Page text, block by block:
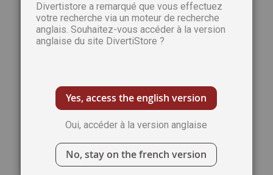
galerie
d’images
Divertistore a remarqué que vous effectuez
votre recherche via un moteur de recherche
anglais. Souhaitez-vous accéder à la version
anglaise du site DivertiStore ?
Yes, access the english version
Oui, accéder à la version anglaise
No, stay on the french version